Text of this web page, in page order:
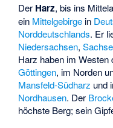
Der Harz, bis ins
ein Mittelgebirge in
Norddeutschlands. Er
Niedersachsen,
Harz haben im
Göttingen, im Norden
Mansfeld-Südharz und
Nordhausen. Der
höchste Berg; sein